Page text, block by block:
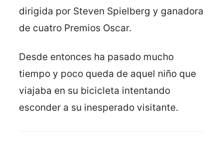
dirigida por Steven Spielberg y ganadora
de cuatro Premios Oscar.
Desde entonces ha pasado mucho
tiempo y poco queda de aquel niño que
viajaba en su bicicleta intentando
esconder a su inesperado visitante.